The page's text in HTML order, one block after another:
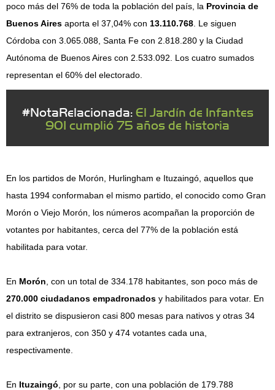
poco más del 76% de toda la población del país, la Provincia de
Buenos Aires aporta el 37,04% con 13.110.768 . Le siguen
Córdoba con 3.065.088, Santa Fe con 2.818.280 y la Ciudad
Autónoma de Buenos Aires con 2.533.092. Los cuatro sumados
representan el 60% del electorado.
#NotaRelacionada: El Jardín de Infantes
901 cumplió 75 años de historia
En los partidos de Morón, Hurlingham e Ituzaingó, aquellos que
hasta 1994 conformaban el mismo partido, el conocido como Gran
Morón o Viejo Morón, los números acompañan la proporción de
votantes por habitantes, cerca del 77% de la población está
habilitada para votar.
En Morón , con un total de 334.178 habitantes, son poco más de
270.000 ciudadanos empadronados y habilitados para votar. En
el distrito se dispusieron casi 800 mesas para nativos y otras 34
para extranjeros, con 350 y 474 votantes cada una,
respectivamente.
En Ituzaingó , por su parte, con una población de 179.788